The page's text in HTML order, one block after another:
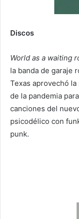
Discos
World as a waiting
la banda de garaje
Texas aprovechó
de la pandemia
canciones del
psicodélico con
punk.